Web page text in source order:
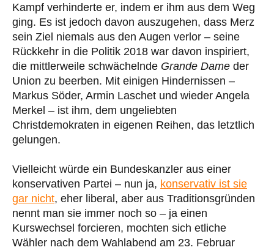
Kampf verhinderte er, indem er ihm aus dem Weg
ging. Es ist jedoch davon auszugehen, dass Merz
sein Ziel niemals aus den Augen verlor – seine
Rückkehr in die Politik 2018 war davon inspiriert,
die mittlerweile schwächelnde Grande Dame der
Union zu beerben. Mit einigen Hindernissen –
Markus Söder, Armin Laschet und wieder Angela
Merkel – ist ihm, dem ungeliebten
Christdemokraten in eigenen Reihen, das letztlich
gelungen.
Vielleicht würde ein Bundeskanzler aus einer
konservativen Partei – nun ja, konservativ ist sie
gar nicht, eher liberal, aber aus Traditionsgründen
nennt man sie immer noch so – ja einen
Kurswechsel forcieren, mochten sich etliche
Wähler nach dem Wahlabend am 23. Februar